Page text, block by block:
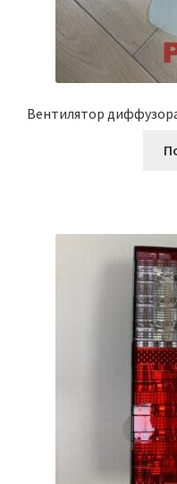
Вентилятор диффузора